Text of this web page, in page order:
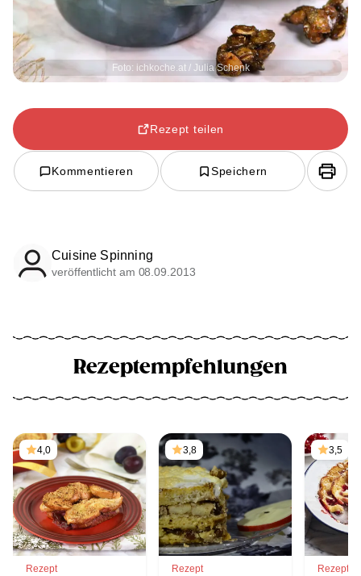
Foto: ichkoche.at / Julia Schenk
Rezept teilen
Kommentieren Speichern
Cuisine Spinning
veröffentlicht am 08.09.2013
Rezeptempfehlungen
4,0
Rezept
3,8
Rezept
3,5
Rezept